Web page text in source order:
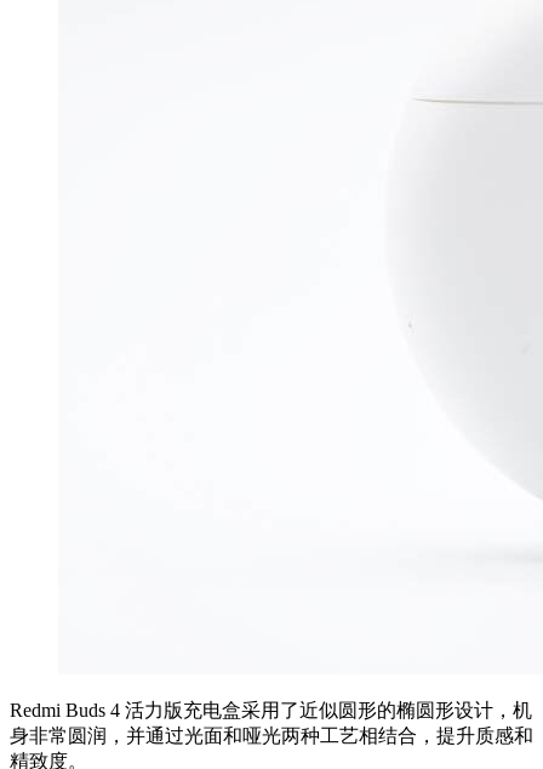
Redmi Buds 4 活力版充电盒采用了近似圆形的椭圆形设计，机
身非常圆润，并通过光面和哑光两种工艺相结合，提升质感和
精致度。